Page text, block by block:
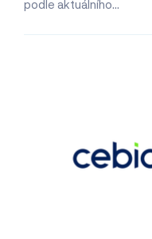
podle aktuálního…